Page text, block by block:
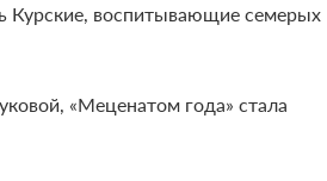
Курские, воспитывающие семерых
«Меценатом года» стала